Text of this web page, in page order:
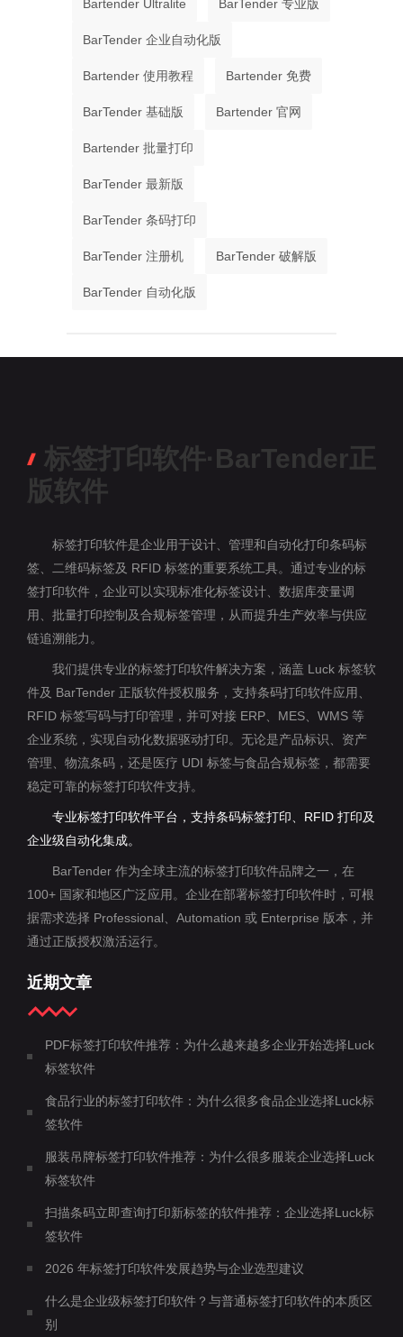
Bartender Ultralite BarTender 专业版
BarTender 企业自动化版
Bartender 使用教程 Bartender 免费
BarTender 基础版 Bartender 官网
Bartender 批量打印
BarTender 最新版
BarTender 条码打印
BarTender 注册机 BarTender 破解版
BarTender 自动化版
标签打印软件·BarTender正
版软件
标签打印软件是企业用于设计、管理和自动化打印条码标
签、二维码标签及 RFID 标签的重要系统工具。通过专业的标
签打印软件，企业可以实现标准化标签设计、数据库变量调
用、批量打印控制及合规标签管理，从而提升生产效率与供应
链追溯能力。
我们提供专业的标签打印软件解决方案，涵盖 Luck 标签软
件及 BarTender 正版软件授权服务，支持条码打印软件应用、
RFID 标签写码与打印管理，并可对接 ERP、MES、WMS 等
企业系统，实现自动化数据驱动打印。无论是产品标识、资产
管理、物流条码，还是医疗 UDI 标签与食品合规标签，都需要
稳定可靠的标签打印软件支持。
专业标签打印软件平台，支持条码标签打印、RFID 打印及
企业级自动化集成。
BarTender 作为全球主流的标签打印软件品牌之一，在
100+ 国家和地区广泛应用。企业在部署标签打印软件时，可根
据需求选择 Professional、Automation 或 Enterprise 版本，并
通过正版授权激活运行。
近期文章
PDF标签打印软件推荐：为什么越来越多企业开始选择Luck
标签软件
食品行业的标签打印软件：为什么很多食品企业选择Luck标
签软件
服装吊牌标签打印软件推荐：为什么很多服装企业选择Luck
标签软件
扫描条码立即查询打印新标签的软件推荐：企业选择Luck标
签软件
2026 年标签打印软件发展趋势与企业选型建议
什么是企业级标签打印软件？与普通标签打印软件的本质区
别